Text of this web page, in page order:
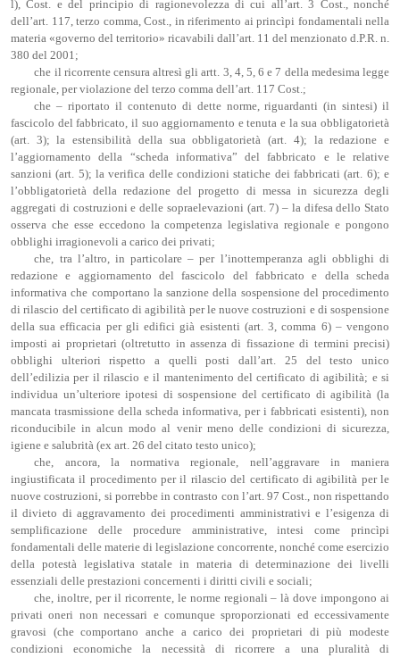
l), Cost. e del principio di ragionevolezza di cui all’art. 3 Cost., nonché
dell’art. 117, terzo comma, Cost., in riferimento ai princìpi fondamentali nella
materia «governo del territorio» ricavabili dall’art. 11 del menzionato d.P.R. n.
380 del 2001;
che il ricorrente censura altresì gli artt. 3, 4, 5, 6 e 7 della medesima legge
regionale, per violazione del terzo comma dell’art. 117 Cost.;
che – riportato il contenuto di dette norme, riguardanti (in sintesi) il
fascicolo del fabbricato, il suo aggiornamento e tenuta e la sua obbligatorietà
(art. 3); la estensibilità della sua obbligatorietà (art. 4); la redazione e
l’aggiornamento della “scheda informativa” del fabbricato e le relative
sanzioni (art. 5); la verifica delle condizioni statiche dei fabbricati (art. 6); e
l’obbligatorietà della redazione del progetto di messa in sicurezza degli
aggregati di costruzioni e delle sopraelevazioni (art. 7) – la difesa dello Stato
osserva che esse eccedono la competenza legislativa regionale e pongono
obblighi irragionevoli a carico dei privati;
che, tra l’altro, in particolare – per l’inottemperanza agli obblighi di
redazione e aggiornamento del fascicolo del fabbricato e della scheda
informativa che comportano la sanzione della sospensione del procedimento
di rilascio del certificato di agibilità per le nuove costruzioni e di sospensione
della sua efficacia per gli edifici già esistenti (art. 3, comma 6) – vengono
imposti ai proprietari (oltretutto in assenza di fissazione di termini precisi)
obblighi ulteriori rispetto a quelli posti dall’art. 25 del testo unico
dell’edilizia per il rilascio e il mantenimento del certificato di agibilità; e si
individua un’ulteriore ipotesi di sospensione del certificato di agibilità (la
mancata trasmissione della scheda informativa, per i fabbricati esistenti), non
riconducibile in alcun modo al venir meno delle condizioni di sicurezza,
igiene e salubrità (ex art. 26 del citato testo unico);
che, ancora, la normativa regionale, nell’aggravare in maniera
ingiustificata il procedimento per il rilascio del certificato di agibilità per le
nuove costruzioni, si porrebbe in contrasto con l’art. 97 Cost., non rispettando
il divieto di aggravamento dei procedimenti amministrativi e l’esigenza di
semplificazione delle procedure amministrative, intesi come princìpi
fondamentali delle materie di legislazione concorrente, nonché come esercizio
della potestà legislativa statale in materia di determinazione dei livelli
essenziali delle prestazioni concernenti i diritti civili e sociali;
che, inoltre, per il ricorrente, le norme regionali – là dove impongono ai
privati oneri non necessari e comunque sproporzionati ed eccessivamente
gravosi (che comportano anche a carico dei proprietari di più modeste
condizioni economiche la necessità di ricorrere a una pluralità di